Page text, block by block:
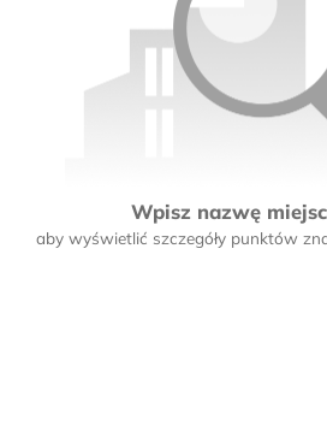
Wpisz nazwę
aby wyświetlić szczegóły punktów